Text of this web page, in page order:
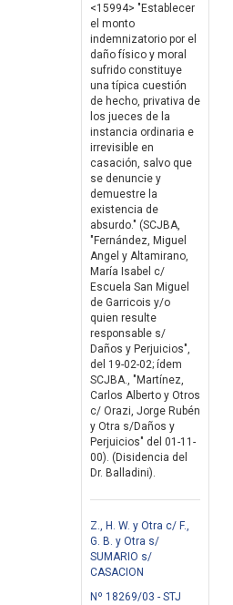
<15994> "Establecer
el monto
indemnizatorio por el
daño físico y moral
sufrido constituye
una típica cuestión
de hecho, privativa de
los jueces de la
instancia ordinaria e
irrevisible en
casación, salvo que
se denuncie y
demuestre la
existencia de
absurdo." (SCJBA,
"Fernández, Miguel
Angel y Altamirano,
María Isabel c/
Escuela San Miguel
de Garricois y/o
quien resulte
responsable s/
Daños y Perjuicios",
del 19-02-02; ídem
SCJBA., "Martínez,
Carlos Alberto y Otros
c/ Orazi, Jorge Rubén
y Otra s/Daños y
Perjuicios" del 01-11-
00). (Disidencia del
Dr. Balladini).
Z., H. W. y Otra c/ F.,
G. B. y Otra s/
SUMARIO s/
CASACION
Nº 18269/03 - STJ